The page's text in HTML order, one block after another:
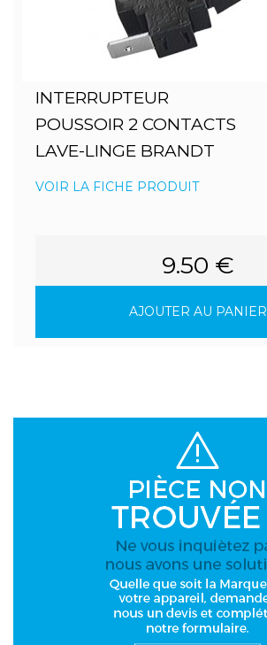
INTERRUPTEUR
POUSSOIR 2 CONTACTS
LAVE-LINGE BRANDT
VOIR LA FICHE PRODUIT
9.50 €
AJOUTER AU PANIER